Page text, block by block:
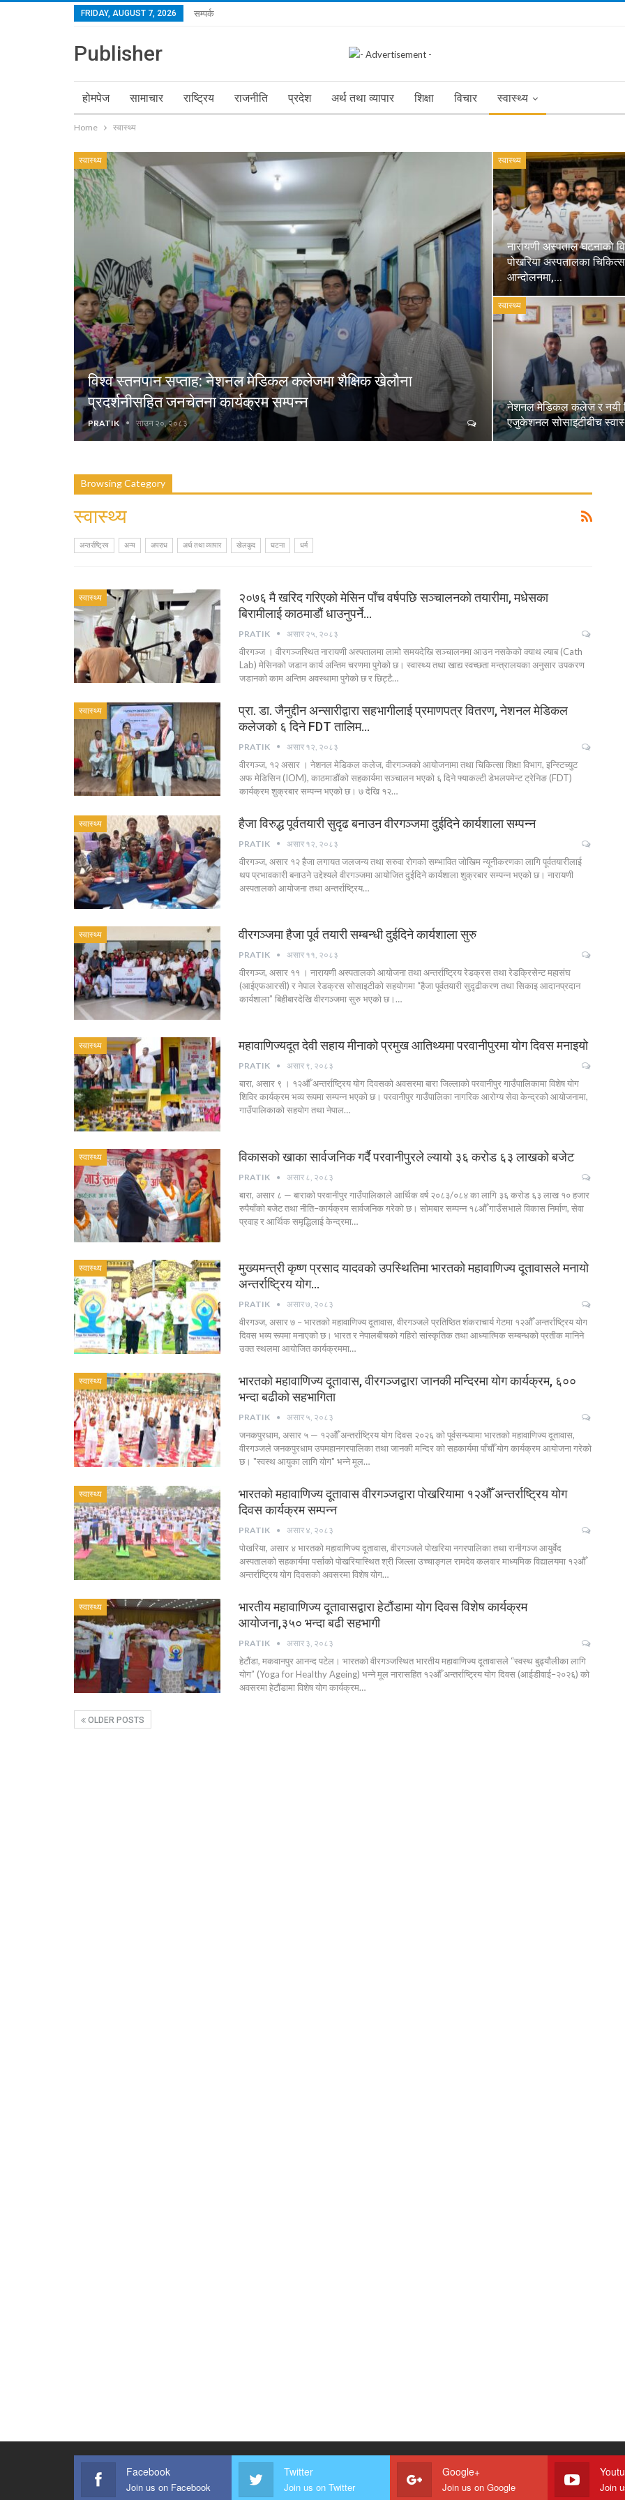
FRIDAY, AUGUST 7, 2026 सम्पर्क
Publisher
होमपेज सामाचार राष्ट्रिय राजनीति प्रदेश अर्थ तथा व्यापार शिक्षा विचार स्वास्थ्य
Home स्वास्थ्य
स्वास्थ्य
विश्व स्तनपान सप्ताह: नेशनल मेडिकल कलेजमा शैक्षिक खेलौना
प्रदर्शनीसहित जनचेतना कार्यक्रम सम्पन्न
PRATIK साउन २०, २०८३
स्वास्थ्य
नारायणी अस्पताल घटनाको
पोखरिया अस्पतालका
आन्दोलनमा,…
स्वास्थ्य
नेशनल मेडिकल कलेज र नयी
एजुकेशनल सोसाइटीबीच
Browsing Category
स्वास्थ्य
अन्तर्राष्ट्रिय अन्य अपराध अर्थ तथा व्यापार खेलकुद घटना धर्म
स्वास्थ्य
२०७६ मै खरिद गरिएको मेसिन पाँच वर्षपछि सञ्चालनको तयारीमा, मधेसका
बिरामीलाई काठमाडौं धाउनुपर्ने…
PRATIK असार २५, २०८३
वीरगञ्ज । वीरगञ्जस्थित नारायणी अस्पतालमा लामो समयदेखि सञ्चालनमा आउन नसकेको क्याथ ल्याब (Cath
Lab) मेसिनको जडान कार्य अन्तिम चरणमा पुगेको छ। स्वास्थ्य तथा खाद्य स्वच्छता मन्त्रालयका अनुसार उपकरण
जडानको काम अन्तिम अवस्थामा पुगेको छ र छिट्टै…
स्वास्थ्य
प्रा. डा. जैनुद्दीन अन्सारीद्वारा सहभागीलाई प्रमाणपत्र वितरण, नेशनल मेडिकल
कलेजको ६ दिने FDT तालिम…
PRATIK असार १२, २०८३
वीरगञ्ज, १२ असार । नेशनल मेडिकल कलेज, वीरगञ्जको आयोजनामा तथा चिकित्सा शिक्षा विभाग, इन्स्टिच्युट
अफ मेडिसिन (IOM), काठमाडौंको सहकार्यमा सञ्चालन भएको ६ दिने फ्याकल्टी डेभलपमेन्ट ट्रेनिङ (FDT)
कार्यक्रम शुक्रबार सम्पन्न भएको छ। ७ देखि १२…
स्वास्थ्य हैजा विरुद्ध पूर्वतयारी सुदृढ बनाउन वीरगञ्जमा दुईदिने कार्यशाला सम्पन्न
PRATIK असार १२, २०८३
वीरगञ्ज, असार १२ हैजा लगायत जलजन्य तथा सरुवा रोगको सम्भावित जोखिम न्यूनीकरणका लागि पूर्वतयारीलाई
थप प्रभावकारी बनाउने उद्देश्यले वीरगञ्जमा आयोजित दुईदिने कार्यशाला शुक्रबार सम्पन्न भएको छ। नारायणी
अस्पतालको आयोजना तथा अन्तर्राष्ट्रिय…
स्वास्थ्य वीरगञ्जमा हैजा पूर्व तयारी सम्बन्धी दुईदिने कार्यशाला सुरु
PRATIK असार ११, २०८३
वीरगञ्ज, असार ११ । नारायणी अस्पतालको आयोजना तथा अन्तर्राष्ट्रिय रेडक्रस तथा रेडक्रिसेन्ट महासंघ
(आईएफआरसी) र नेपाल रेडक्रस सोसाइटीको सहयोगमा “हैजा पूर्वतयारी सुदृढीकरण तथा सिकाइ आदानप्रदान
कार्यशाला” बिहीबारदेखि वीरगञ्जमा सुरु भएको छ।…
स्वास्थ्य महावाणिज्यदूत देवी सहाय मीनाको प्रमुख आतिथ्यमा परवानीपुरमा योग दिवस मनाइयो
PRATIK असार ९, २०८३
बारा, असार ९ । १२औँ अन्तर्राष्ट्रिय योग दिवसको अवसरमा बारा जिल्लाको परवानीपुर गाउँपालिकामा विशेष योग
शिविर कार्यक्रम भव्य रूपमा सम्पन्न भएको छ। परवानीपुर गाउँपालिका नागरिक आरोग्य सेवा केन्द्रको आयोजनामा,
गाउँपालिकाको सहयोग तथा नेपाल…
स्वास्थ्य विकासको खाका सार्वजनिक गर्दै परवानीपुरले ल्यायो ३६ करोड ६३ लाखको बजेट
PRATIK असार ८, २०८३
बारा, असार ८ — बाराको परवानीपुर गाउँपालिकाले आर्थिक वर्ष २०८३/०८४ का लागि ३६ करोड ६३ लाख १० हजार
रुपैयाँको बजेट तथा नीति–कार्यक्रम सार्वजनिक गरेको छ। सोमबार सम्पन्न १८औँ गाउँसभाले विकास निर्माण, सेवा
प्रवाह र आर्थिक समृद्धिलाई केन्द्रमा…
स्वास्थ्य
मुख्यमन्त्री कृष्ण प्रसाद यादवको उपस्थितिमा भारतको महावाणिज्य दूतावासले मनायो
अन्तर्राष्ट्रिय योग…
PRATIK असार ७, २०८३
वीरगञ्ज, असार ७ – भारतको महावाणिज्य दूतावास, वीरगञ्जले प्रतिष्ठित शंकराचार्य गेटमा १२औँ अन्तर्राष्ट्रिय योग
दिवस भव्य रूपमा मनाएको छ। भारत र नेपालबीचको गहिरो सांस्कृतिक तथा आध्यात्मिक सम्बन्धको प्रतीक मानिने
उक्त स्थलमा आयोजित कार्यक्रममा…
स्वास्थ्य
भारतको महावाणिज्य दूतावास, वीरगञ्जद्वारा जानकी मन्दिरमा योग कार्यक्रम, ६००
भन्दा बढीको सहभागिता
PRATIK असार ५, २०८३
वीरगञ्जले जनकपुरधाम उपमहानगरपालिका तथा जानकी मन्दिर को सहकार्यमा पाँचौँ योग कार्यक्रम आयोजना गरेको
छ। "स्वस्थ आयुका लागि योग" भन्ने मूल…
स्वास्थ्य
भारतको महावाणिज्य दूतावास वीरगञ्जद्वारा पोखरियामा १२औँ अन्तर्राष्ट्रिय योग
दिवस कार्यक्रम सम्पन्न
PRATIK असार ४, २०८३
पोखरिया, असार ४ भारतको महावाणिज्य दूतावास, वीरगञ्जले पोखरिया नगरपालिका तथा रानीगञ्ज आयुर्वेद
अस्पतालको सहकार्यमा पर्साको पोखरियास्थित श्री जिल्ला उच्चाङ्गल रामदेव कलवार माध्यमिक विद्यालयमा १२औँ
अन्तर्राष्ट्रिय योग दिवसको अवसरमा विशेष योग…
स्वास्थ्य
भारतीय महावाणिज्य दूतावासद्वारा हेटौंडामा योग दिवस विशेष कार्यक्रम
आयोजना,३५० भन्दा बढी सहभागी
PRATIK असार ३, २०८३
हेटौंडा, मकवानपुर आनन्द पटेल। भारतको वीरगञ्जस्थित भारतीय महावाणिज्य दूतावासले “स्वस्थ बुढ्यौलीका लागि
योग” (Yoga for Healthy Ageing) भन्ने मूल नारासहित १२औँ अन्तर्राष्ट्रिय योग दिवस (आईडीवाई–२०२६) को
अवसरमा हेटौंडामा विशेष योग कार्यक्रम…
OLDER POSTS
Facebook
Join us on Facebook
Twitter
Join us on Twitter
Google+
Join us on Google Join